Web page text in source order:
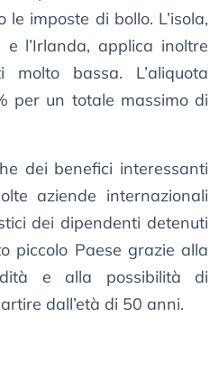
le imposte di bollo. L’isola,
l’Irlanda, applica inoltre
bassa. L’aliquota
per un totale massimo di
dei benefici interessanti
aziende internazionali
dei dipendenti detenuti
piccolo Paese grazie alla
e alla possibilità di
dall’età di 50 anni.